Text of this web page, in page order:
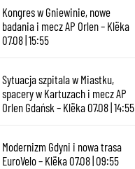
Kongres w Gniewinie, nowe
badania i mecz AP Orlen – Klëka
07.08 | 15:55
Sytuacja szpitala w Miastku,
spacery w Kartuzach i mecz AP
Orlen Gdańsk – Klëka 07.08 | 14:55
Modernizm Gdyni i nowa trasa
EuroVelo – Klëka 07.08 | 09:55